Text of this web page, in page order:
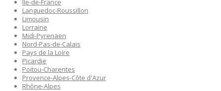
Languedoc-Roussillon
Limousin
Lorraine
Midi-Pyrenäen
Nord-Pas-de-Calais
Pays de la Loire
Picardie
Poitou-Charentes
Provence-Alpes-Côte d'Azur
Rhône-Alpes